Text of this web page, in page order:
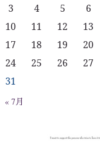
3
4 5 6
10
11 12 13
17
18 19 20
24
25 26 27
31
« 7月